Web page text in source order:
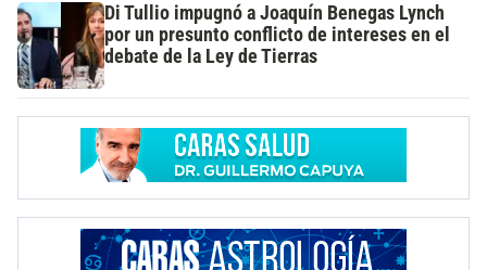
Di Tullio impugnó a Joaquín Benegas Lynch
por un presunto conflicto de intereses en el
debate de la Ley de Tierras